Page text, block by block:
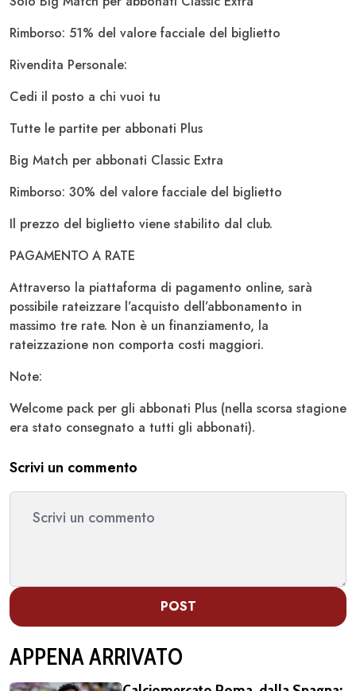
Rimborso: 51% del valore facciale del biglietto
Rivendita Personale:
Cedi il posto a chi vuoi tu
Tutte le partite per abbonati Plus
Big Match per abbonati Classic Extra
Rimborso: 30% del valore facciale del biglietto
Il prezzo del biglietto viene stabilito dal club.
PAGAMENTO A RATE
Attraverso la piattaforma di pagamento online, sarà
possibile rateizzare l’acquisto dell’abbonamento in
massimo tre rate. Non è un finanziamento, la
rateizzazione non comporta costi maggiori.
Note:
Welcome pack per gli abbonati Plus (nella scorsa stagione
era stato consegnato a tutti gli abbonati).
Scrivi un commento
POST
APPENA ARRIVATO